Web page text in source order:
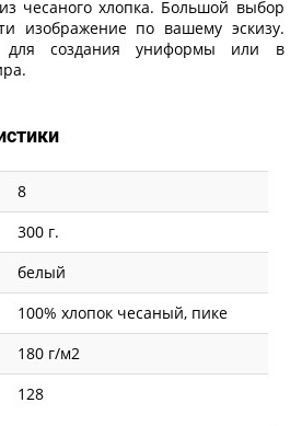
чесаного хлопка. Большой выбор
изображение по вашему эскизу.
для создания униформы или в
8
300 г.
белый
100% хлопок чесаный, пике
180 г/м2
128